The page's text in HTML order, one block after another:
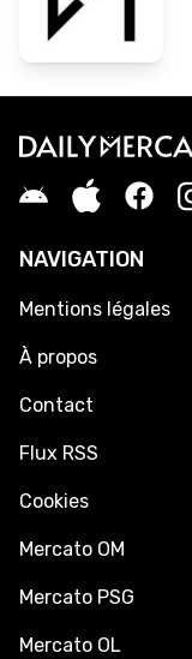
NAVIGATION
Mentions légales
À propos
Contact
Flux RSS
Cookies
Mercato OM
Mercato PSG
Mercato OL